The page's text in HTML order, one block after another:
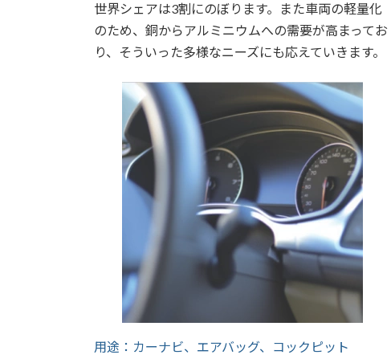
世界シェアは3割にのぼります。また車両の軽量化
のため、銅からアルミニウムへの需要が高まってお
り、そういった多様なニーズにも応えていきます。
用途：カーナビ、エアバッグ、コックピット